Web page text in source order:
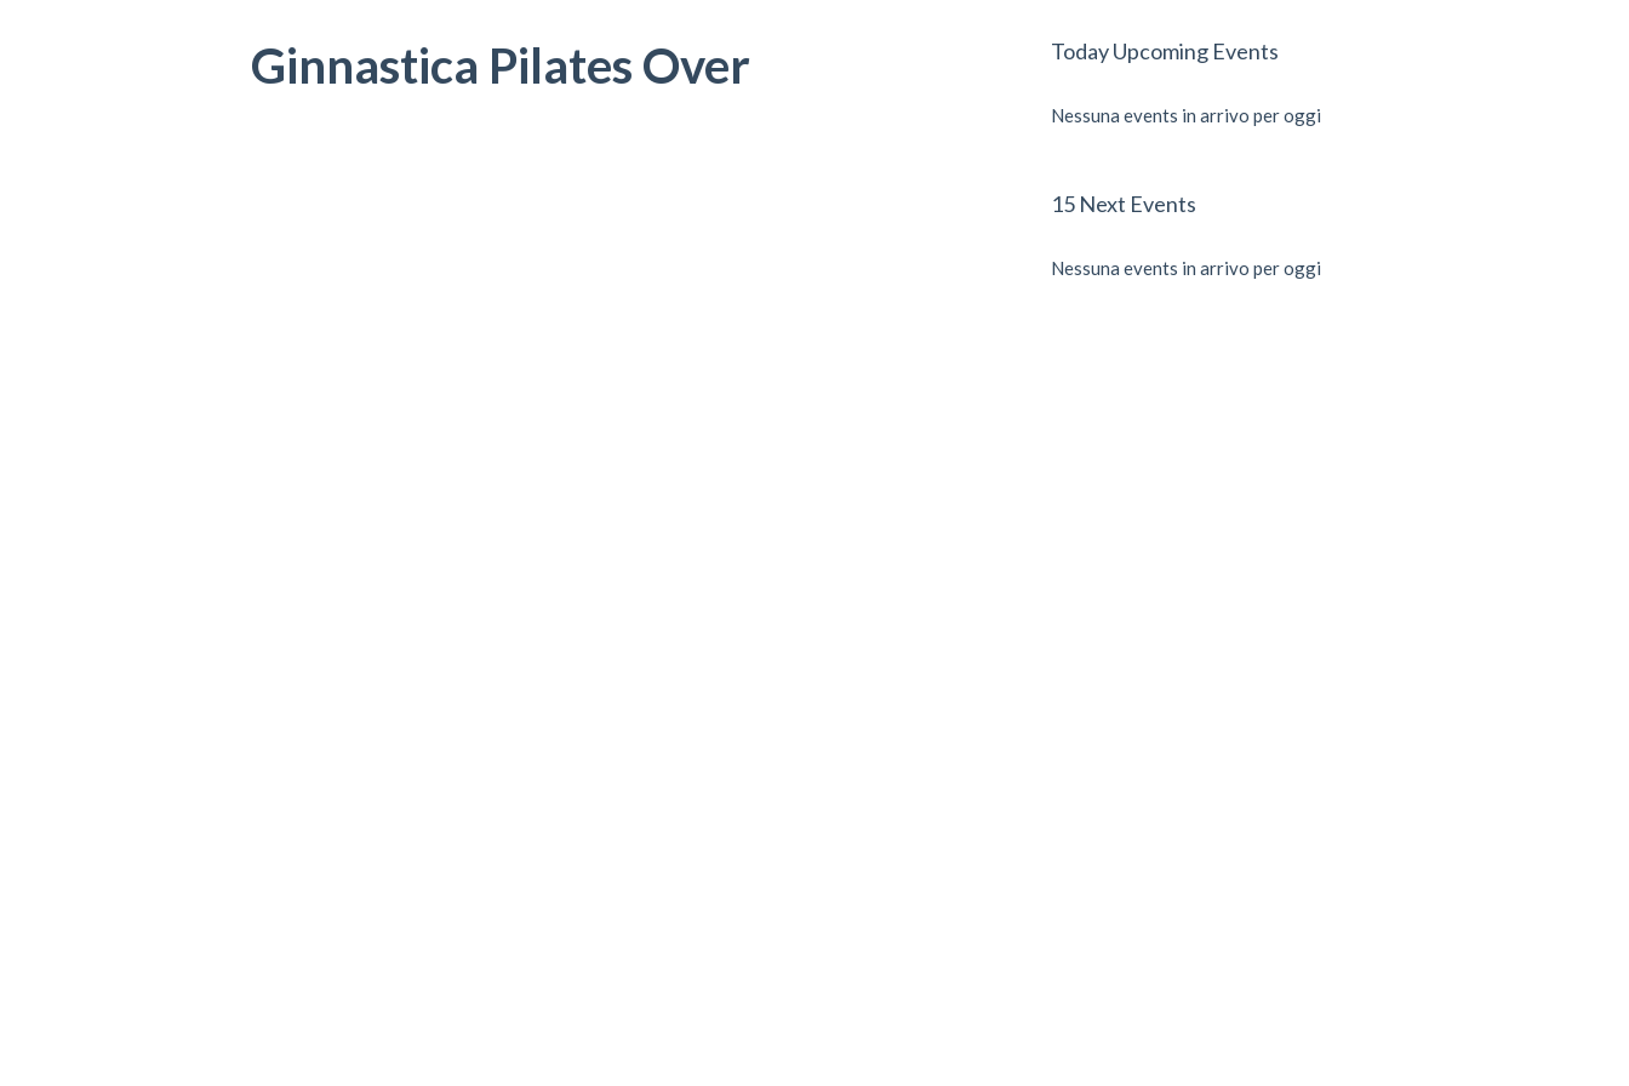
Ginnastica Pilates Over Today Upcoming Events
Nessuna events in arrivo per oggi
15 Next Events
Nessuna events in arrivo per oggi